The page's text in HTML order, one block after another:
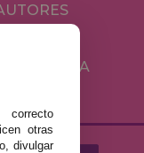
DE MESA
correcto
otras
divulgar